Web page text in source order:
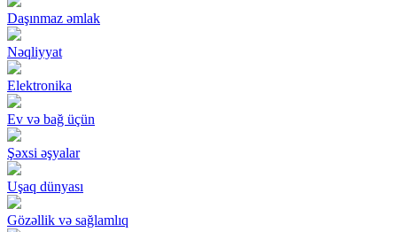
Daşınmaz əmlak
Nəqliyyat
Elektronika
Ev və bağ üçün
Şəxsi əşyalar
Uşaq dünyası
Gözəllik və sağlamlıq